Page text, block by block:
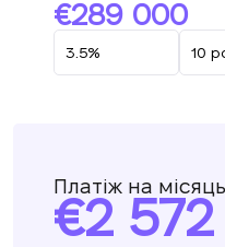
289 000
Платіж на місяць
2 572